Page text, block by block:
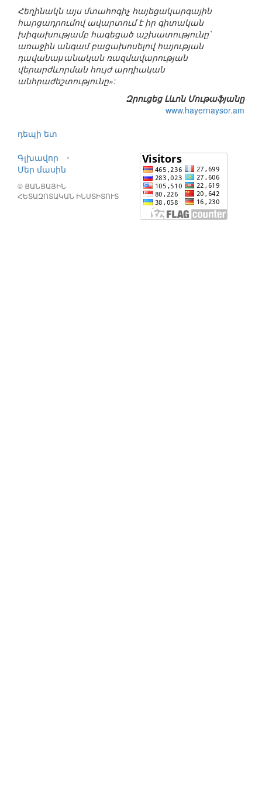
Հեղինակն այս մտահոգիչ հայեցակարգային
հարցադրումով ավարտում է իր գիտական
խիզախությամբ հագեցած աշխատությունը՝
առաջին անգամ բացախոսելով հայության
դավանաμանական ռազմավարության
վերարժևորման հույժ արդիական
անհրաժեշտությունը»:
Զրուցեց Լևոն Մութաֆյանը
www.hayernaysor.am
դեպի ետ
Գլխավոր
⋅
Մեր մասին
© ՑԱՆՑԱՅԻՆ
ՀԵՏԱԶՈՏԱԿԱՆ ԻՆՍՏԻՏՈՒՏ